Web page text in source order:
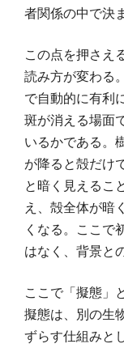
者関係の中で決
この点を押さえ
読み方が変わる
で自動的に有利
斑が消える場面
いるかである。
が降ると殻だけ
と暗く見えるこ
え、殻全体が暗
くなる。ここで
はなく、背景と
ここで「擬態」
擬態は、別の生
ずらす仕組みと